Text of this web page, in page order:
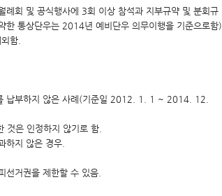
회 및 공식행사에 3회 이상 참석과 지부규약 및 분회규
통상단우는 2014년 예비단우 의무이행을 기준으로함).
함.
납부하지 않은 사례(기준일 2012. 1. 1 ~ 2014. 12.
은 인정하지 않기로 함.
하지 않은 경우.
선거권을 제한할 수 있음.